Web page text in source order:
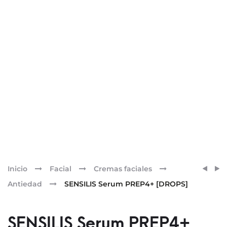
Inicio Facial
Cremas faciales
Antiedad
SENSILIS Serum PREP4+ [DROPS]